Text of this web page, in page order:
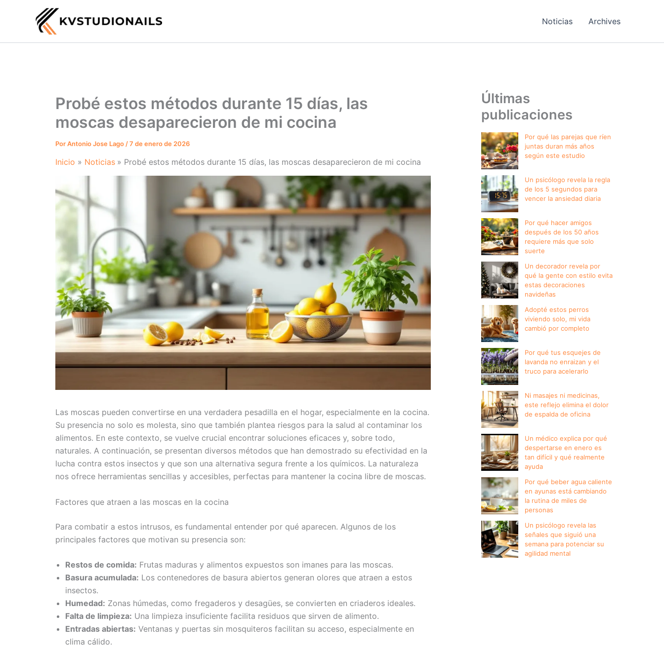
Noticias Archives
Probé estos métodos durante 15 días, las
moscas desaparecieron de mi cocina
PorAntonio Jose Lago /7 de enero de 2026
Inicio Noticias Probé estos métodos durante 15 días, las moscas desaparecieron de mi cocina
Las moscas pueden convertirse en una verdadera pesadilla en el hogar, especialmente en la cocina.
Su presencia no solo es molesta, sino que también plantea riesgos para la salud al contaminar los
alimentos. En este contexto, se vuelve crucial encontrar soluciones eficaces y, sobre todo,
naturales. A continuación, se presentan diversos métodos que han demostrado su efectividad en la
lucha contra estos insectos y que son una alternativa segura frente a los químicos. La naturaleza
nos ofrece herramientas sencillas y accesibles, perfectas para mantener la cocina libre de moscas.
Factores que atraen a las moscas en la cocina
Para combatir a estos intrusos, es fundamental entender por qué aparecen. Algunos de los
principales factores que motivan su presencia son:
Restos de comida: Frutas maduras y alimentos expuestos son imanes para las moscas.
Basura acumulada: Los contenedores de basura abiertos generan olores que atraen a estos
insectos.
Humedad: Zonas húmedas, como fregaderos y desagües, se convierten en criaderos ideales.
Falta de limpieza: Una limpieza insuficiente facilita residuos que sirven de alimento.
Entradas abiertas: Ventanas y puertas sin mosquiteros facilitan su acceso, especialmente en
clima cálido.
Últimas
publicaciones
Por qué las parejas que ríen
juntas duran más años
según este estudio
Un psicólogo revela la regla
de los 5 segundos para
vencer la ansiedad diaria
Por qué hacer amigos
después de los 50 años
requiere más que solo
suerte
Un decorador revela por
qué la gente con estilo evita
estas decoraciones
navideñas
Adopté estos perros
viviendo solo, mi vida
cambió por completo
Por qué tus esquejes de
lavanda no enraizan y el
truco para acelerarlo
Ni masajes ni medicinas,
este reflejo elimina el dolor
de espalda de oficina
Un médico explica por qué
despertarse en enero es
tan difícil y qué realmente
ayuda
Por qué beber agua caliente
en ayunas está cambiando
la rutina de miles de
personas
Un psicólogo revela las
señales que siguió una
semana para potenciar su
agilidad mental